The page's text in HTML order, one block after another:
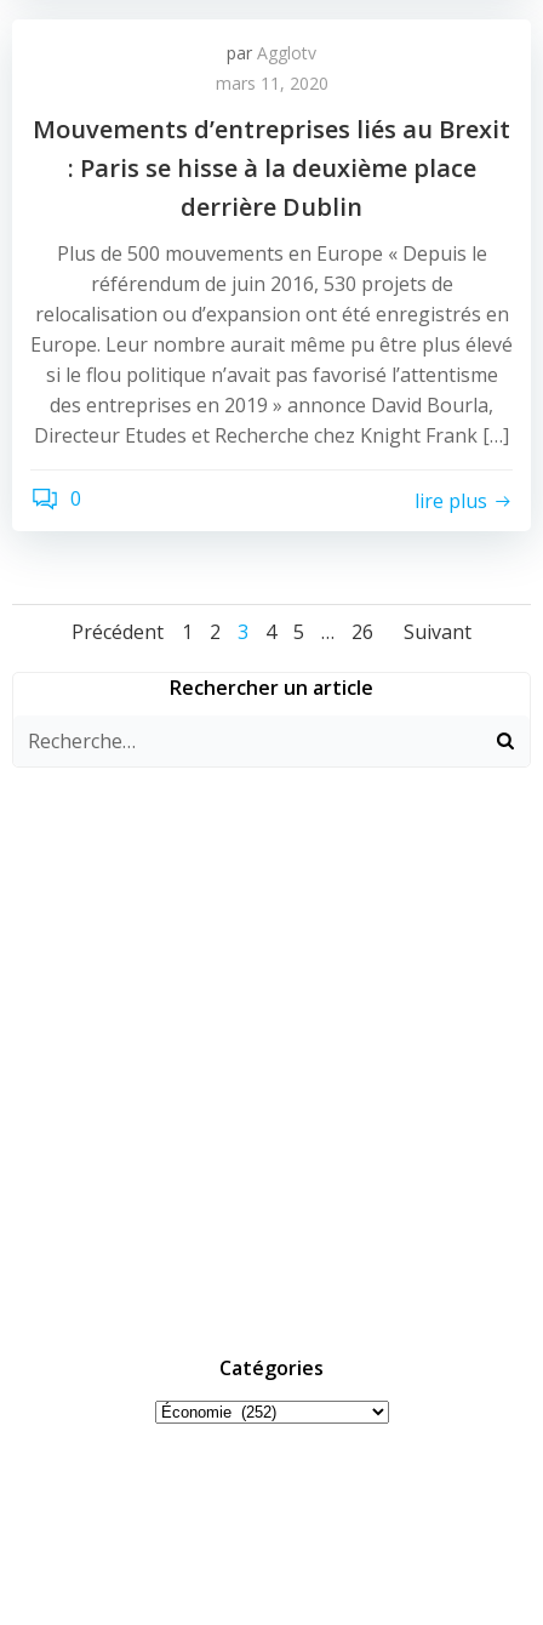
par Agglotv
mars 11, 2020
Mouvements d’entreprises liés au Brexit
: Paris se hisse à la deuxième place
derrière Dublin
Plus de 500 mouvements en Europe « Depuis le
référendum de juin 2016, 530 projets de
relocalisation ou d’expansion ont été enregistrés en
Europe. Leur nombre aurait même pu être plus élevé
si le flou politique n’avait pas favorisé l’attentisme
des entreprises en 2019 » annonce David Bourla,
Directeur Etudes et Recherche chez Knight Frank […]
0 lire plus
Navigation
articles
Précédent
Navigation
des
Page
1 Page
2 Page
3 Page
4 Page
5 … Page
26 Suivant
Rechercher un article
Catégories
Catégories